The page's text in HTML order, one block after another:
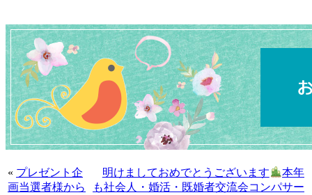
« プレゼント企
画当選者様から
明けましておめでとうございます
本年
も社会人・婚活・既婚者交流会コンパサー